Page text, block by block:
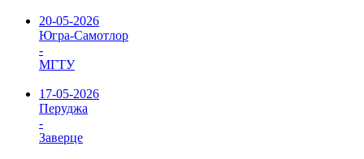
20-05-2026
Югра-Самотлор
-
МГТУ
17-05-2026
Перуджа
-
Заверце